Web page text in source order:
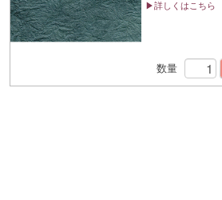
▶詳しくはこちら
数量